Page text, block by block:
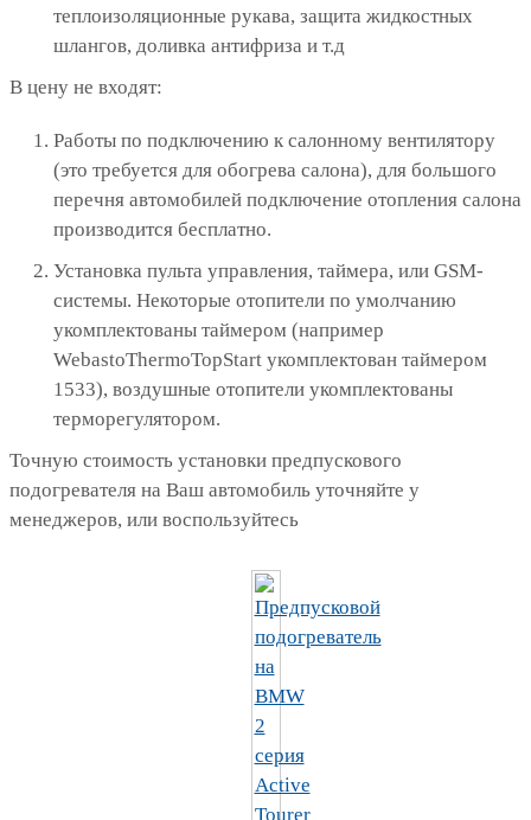
теплоизоляционные рукава, защита жидкостных
шлангов, доливка антифриза и т.д
В цену не входят:
Работы по подключению к салонному вентилятору
(это требуется для обогрева салона), для большого
перечня автомобилей подключение отопления салона
производится бесплатно.
Установка пульта управления, таймера, или GSM-
системы. Некоторые отопители по умолчанию
укомплектованы таймером (например
WebastoThermoTopStart укомплектован таймером
1533), воздушные отопители укомплектованы
терморегулятором.
Точную стоимость установки предпускового
подогревателя на Ваш автомобиль уточняйте у
менеджеров, или воспользуйтесь